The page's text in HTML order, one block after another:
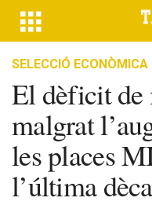
SELECCIÓ ECONÒMICA
El dèficit de
malgrat
les places
l’última